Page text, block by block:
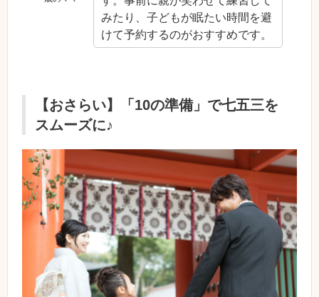
みたり、子どもが眠たい時間を避
けて予約するのがおすすめです。
【おさらい】「10の準備」で七五三を
スムーズに♪